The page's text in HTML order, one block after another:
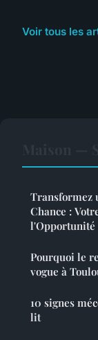
Voir tous les
Transformez
Chance :
l'Opportunité
Pourquoi le
vogue à
10 signes
lit